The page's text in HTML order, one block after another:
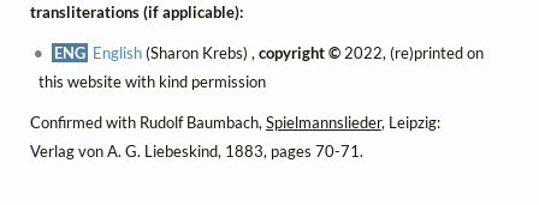
transliterations (if applicable):
ENG English(Sharon Krebs) ,copyright © 2022, (re)printed on
this website with kind permission
Confirmed with Rudolf Baumbach, Spielmannslieder, Leipzig:
Verlag von A. G. Liebeskind, 1883, pages 70-71.